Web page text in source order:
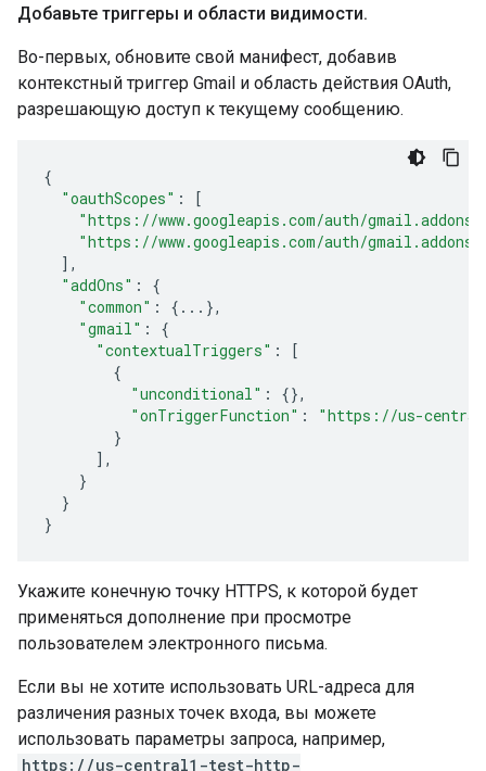
Добавьте триггеры и области видимости.
Во-первых, обновите свой манифест, добавив
контекстный триггер Gmail и область действия OAuth,
разрешающую доступ к текущему сообщению.
{
"oauthScopes" :
[
"https://www.googleapis.com/auth/
"https://www.googleapis.com/auth/
],
"addOns" :
{
"common" : { ... },
"gmail" :
{
"contextualTriggers" :
[
{
"unconditional" :
{},
"onTriggerFunction" :
"https://us-
}
],
}
}
}
Укажите конечную точку HTTPS, к которой будет
применяться дополнение при просмотре
пользователем электронного письма.
Если вы не хотите использовать URL-адреса для
различения разных точек входа, вы можете
использовать параметры запроса, например,
https://us-central1-test-http-